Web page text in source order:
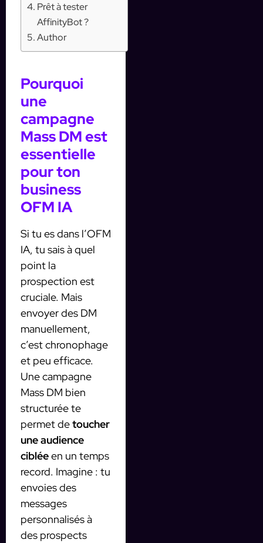
Prêt à tester
AffinityBot ?
Author
Pourquoi
une
campagne
Mass DM est
essentielle
pour ton
business
OFM IA
Si tu es dans l’OFM
IA, tu sais à quel
point la
prospection est
cruciale. Mais
envoyer des DM
manuellement,
c’est chronophage
et peu efficace.
Une campagne
Mass DM bien
structurée te
permet detoucher
une audience
cibléeen un temps
record. Imagine : tu
envoies des
messages
personnalisés à
des prospects